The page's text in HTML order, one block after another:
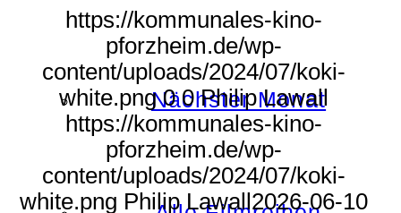
Nächster Monat
https://kommunales-kino-
pforzheim.de/wp-
content/uploads/2024/07/koki-
white.png 0 0 Philip Lawall
https://kommunales-kino-
pforzheim.de/wp-
content/uploads/2024/07/koki-
white.png Philip Lawall2026-06-10